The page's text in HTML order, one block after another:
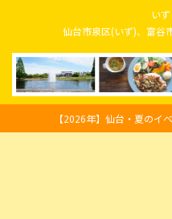
い
仙台市泉区(いず)、富谷
【2026年】仙台・夏のイ